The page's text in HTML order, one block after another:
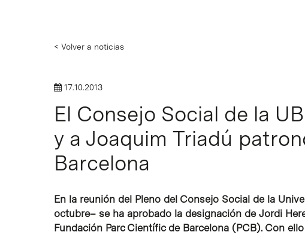
Intro para buscar o ESC per cerrar
< Volver a noticias
17.10.2013
El Consejo Social de la
y a Joaquim Triadú
Barcelona
En la reunión del Pleno del Consejo Social de la
octubre– se ha aprobado la designación de Jordi
Fundación Parc Científic de Barcelona (PCB). Con